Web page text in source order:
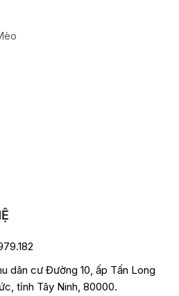
dân cư Đường 10, ấp Tấn Long
tỉnh Tây Ninh, 80000.